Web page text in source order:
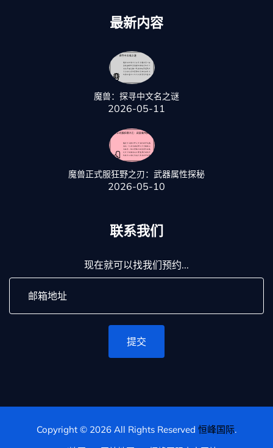
最新内容
魔兽：探寻中文名之谜
2026-05-11
魔兽正式服狂野之刃：武器属性探秘
2026-05-10
联系我们
现在就可以找我们预约...
提交
Copyright © 2026 All Rights Reserved 恒峰国际.